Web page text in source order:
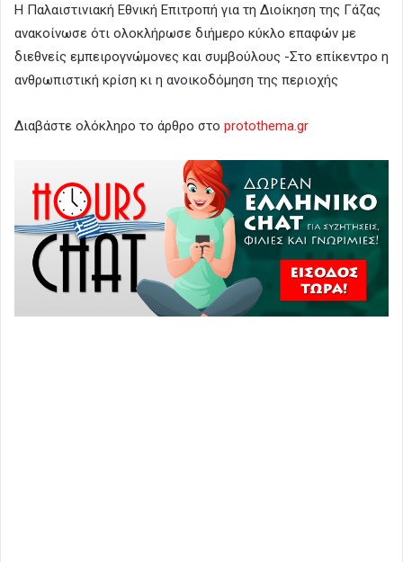
Η Παλαιστινιακή Εθνική Επιτροπή για τη Διοίκηση της Γάζας
ανακοίνωσε ότι ολοκλήρωσε διήμερο κύκλο επαφών με
διεθνείς εμπειρογνώμονες και συμβούλους -Στο επίκεντρο η
ανθρωπιστική κρίση κι η ανοικοδόμηση της περιοχής
Διαβάστε ολόκληρο το άρθρο στο protothema.gr